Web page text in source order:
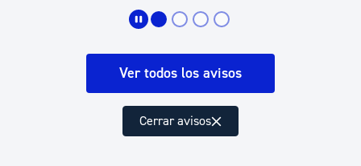
Ver todos los avisos
Cerrar avisos